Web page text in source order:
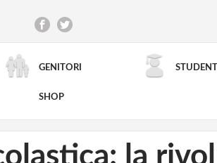
GENITORI STUDENTI
SHOP
RICERCA AVANZATA
la